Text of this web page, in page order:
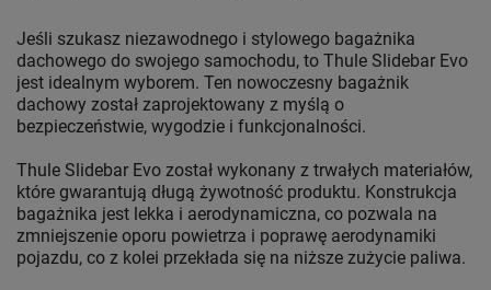
Jeśli szukasz niezawodnego i stylowego bagażnika
dachowego do swojego samochodu, to Thule Slidebar Evo
jest idealnym wyborem. Ten nowoczesny bagażnik
dachowy został zaprojektowany z myślą o
bezpieczeństwie, wygodzie i funkcjonalności.
Thule Slidebar Evo został wykonany z trwałych materiałów,
które gwarantują długą żywotność produktu. Konstrukcja
bagażnika jest lekka i aerodynamiczna, co pozwala na
zmniejszenie oporu powietrza i poprawę aerodynamiki
pojazdu, co z kolei przekłada się na niższe zużycie paliwa.